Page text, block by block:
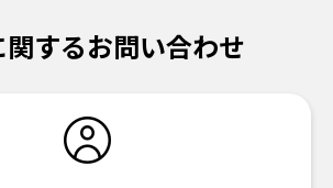
関するお問い合わせ